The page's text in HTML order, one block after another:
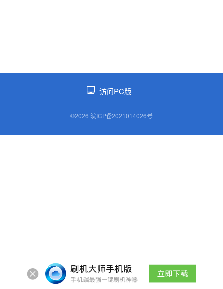
访问PC版
©2026 皖ICP备2021014026号